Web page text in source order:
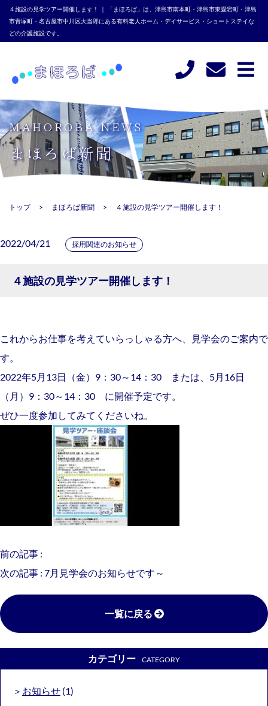
４施設の見学ツアー開催します！ ｜ 「まほろば」は、津島市南本町・津島市東愛宕町・津島
市青塚町・名古屋市中川区大当郎にある有料老人ホーム・デイサービス・ショートステイな
どの介護施設です。
MAHOROBA NEWS
まほろば新聞
トップ まほろば新聞 ４施設の見学ツアー開催します！
2022/04/21 採用関連のお知らせ
４施設の見学ツアー開催します！
これからお仕事を考えていらっしゃる方へ、見学会のご案内で
す。
2022年5月13日（金）9：30～14：30 または、5月16日
（月）9：30～14：30 に開催予定です。
ぜひ一度参加してみてくださいね。
前の記事 :
次の記事 : 7月見学会のお知らせです～
一覧に戻る
カテゴリー CATEGORY
お知らせ (1)